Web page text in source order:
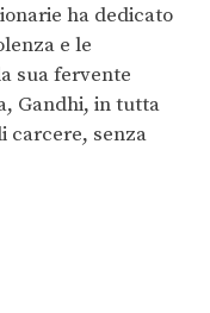
ha dedicato
e le
sua fervente
Gandhi, in tutta
carcere, senza